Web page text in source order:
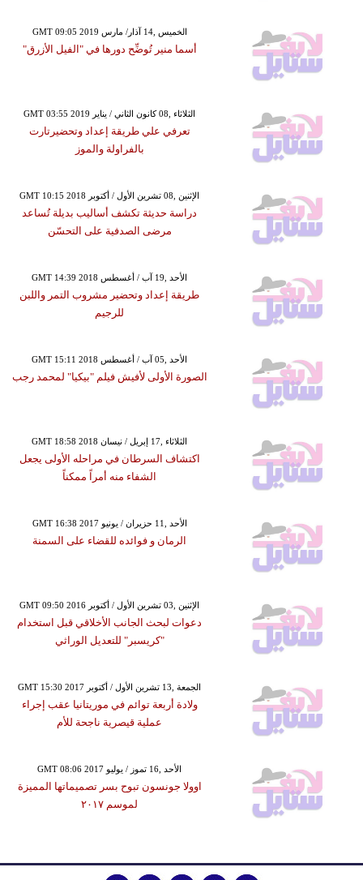
GMT 09:05 2019 الخميس ,14 آذار/ مارس
أسما منير تُوضِّح دورها في "الفيل الأزرق"
GMT 03:55 2019 الثلاثاء ,08 كانون الثاني / يناير
تعرفي علي طريقة إعداد وتحضيرتارت
بالفراولة والموز
GMT 10:15 2018 الإثنين ,08 تشرين الأول / أكتوبر
دراسة حديثة تكشف أساليب بديلة تُساعد
مرضى الصدفية على التحسّن
GMT 14:39 2018 الأحد ,19 آب / أغسطس
طريقة إعداد وتحضير مشروب التمر واللبن
للرجيم
GMT 15:11 2018 الأحد ,05 آب / أغسطس
الصورة الأولى لأفيش فيلم "بيكيا" لمحمد رجب
GMT 18:58 2018 الثلاثاء ,17 إبريل / نيسان
اكتشاف السرطان في مراحله الأولى يجعل
الشفاء منه أمراً ممكناً
GMT 16:38 2017 الأحد ,11 حزيران / يونيو
الرمان و فوائده للقضاء على السمنة
GMT 09:50 2016 الإثنين ,03 تشرين الأول / أكتوبر
دعوات لبحث الجانب الأخلاقي قبل استخدام
"كريسبر" للتعديل الوراثي
GMT 15:30 2017 الجمعة ,13 تشرين الأول / أكتوبر
ولادة أربعة توائم في موريتانيا عقب إجراء
عملية قيصرية ناجحة للأم
GMT 08:06 2017 الأحد ,16 تموز / يوليو
اوولا جونسون تبوح بسر تصميماتها المميزة
لموسم ٢٠١٧